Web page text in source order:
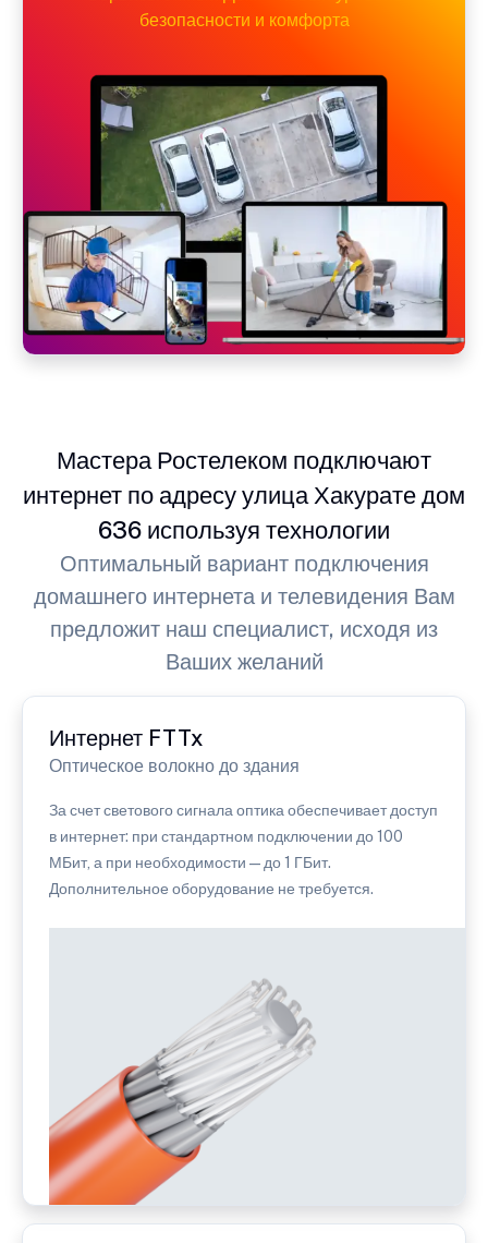
безопасности и комфорта
Мастера Ростелеком подключают
интернет по адресу улица Хакурате дом
636 используя технологии
Оптимальный вариант подключения
домашнего интернета и телевидения Вам
предложит наш специалист, исходя из
Ваших желаний
Интернет FTTx
Оптическое волокно до здания
За счет светового сигнала оптика обеспечивает доступ
в интернет: при стандартном подключении до 100
МБит, а при необходимости — до 1 ГБит.
Дополнительное оборудование не требуется.